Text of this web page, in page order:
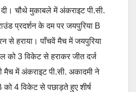
चौथे मुकाबले में अंकराइट पी.सी.
प्रदर्शन के दम पर जयपुरिया B
से हराया। पाँचवें मैच में जयपुरिया
को 3 विकेट से हराकर जीत दर्ज
मैच में अंकराइट पी.सी. अकादमी ने
को 4 विकेट से पछाड़ते हुए शीर्ष